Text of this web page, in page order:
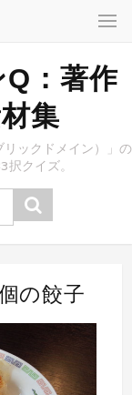
：著作
集
ックドメイン）」の
クイズ。
の餃子